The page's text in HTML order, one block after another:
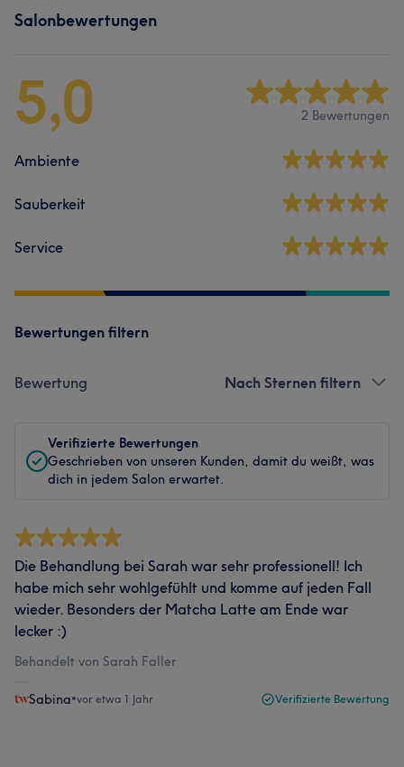
Salonbewertungen
5,0 2 Bewertungen
Ambiente
Sauberkeit
Service
Bewertungen filtern
Bewertung Nach Sternen filtern
Verifizierte Bewertungen
Geschrieben von unseren Kunden, damit du weißt, was
dich in jedem Salon erwartet.
Die Behandlung bei Sarah war sehr professionell! Ich
habe mich sehr wohlgefühlt und komme auf jeden Fall
wieder. Besonders der Matcha Latte am Ende war
lecker :)
Behandelt von Sarah Faller
Sabina•vor etwa 1 Jahr Verifizierte Bewertung